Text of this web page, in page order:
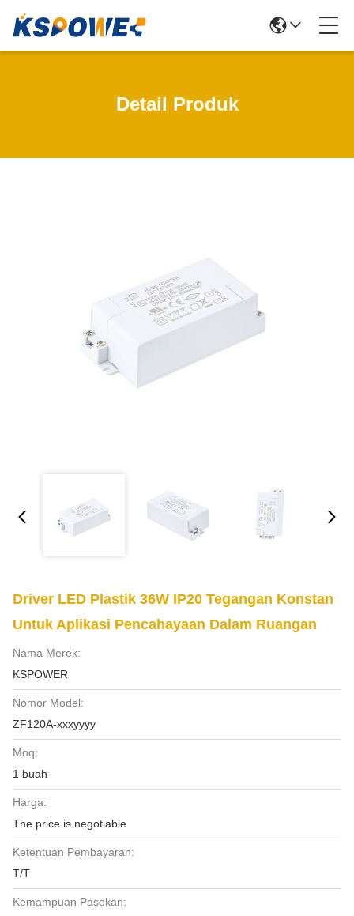
Detail Produk
Driver LED Plastik 36W IP20 Tegangan Konstan
Untuk Aplikasi Pencahayaan Dalam Ruangan
Nama Merek:
KSPOWER
Nomor Model:
ZF120A-xxxyyyy
Moq:
1 buah
Harga:
The price is negotiable
Ketentuan Pembayaran:
T/T
Kemampuan Pasokan: